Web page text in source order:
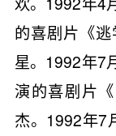
的喜剧片《
星。1992年7
演的喜剧片
杰。1992年7